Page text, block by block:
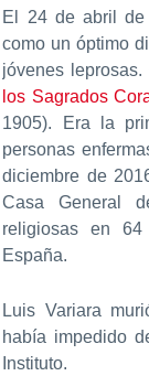
El 24 de abril de
como un óptimo
jóvenes
los Sagrados
1905). Era la
personas
diciembre de
Casa General
religiosas en
España.
Luis Variara
había impedido
Instituto.